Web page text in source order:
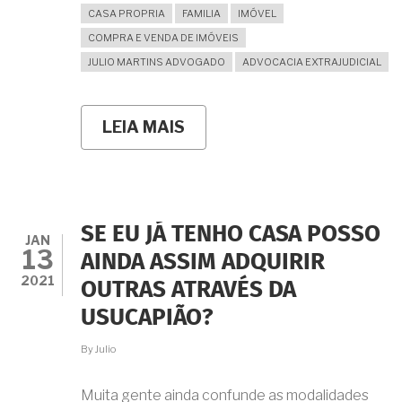
CASA PROPRIA FAMILIA
IMÓVEL
COMPRA E VENDA DE IMÓVEIS
JULIO MARTINS ADVOGADO
ADVOCACIA EXTRAJUDICIAL
LEIA MAIS
QUERO
COMPRA
E
VENDA...
TENHO
DIREITO
À
DEVOLUÇÃO
PAGUEI??
JAN
13
2021
SE EU JÁ TENHO CASA POSSO
AINDA ASSIM ADQUIRIR
OUTRAS ATRAVÉS DA
USUCAPIÃO?
ByJulio
Muita gente ainda confunde as modalidades